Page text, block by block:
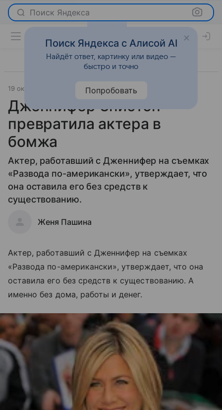
Поиск Яндекса
19 октября 2011 Светская жизнь
Дженнифер Энистон
превратила актера в
бомжа
Актер, работавший с Дженнифер на съемках
«Развода по-американски», утверждает, что
она оставила его без средств к
существованию.
Женя Пашина
Актер, работавший с Дженнифер на съемках
«Развода по-американски», утверждает, что она
оставила его без средств к существованию. А
именно без дома, работы и денег.
Поиск Яндекса с Алисой AI
Найдёт ответ, картинку или видео —
быстро и точно
Попробовать